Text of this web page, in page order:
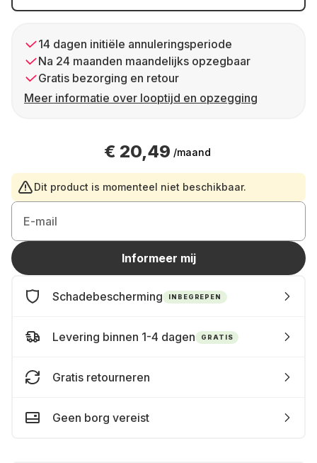
14 dagen initiële annuleringsperiode
Na 24 maanden maandelijks opzegbaar
Gratis bezorging en retour
Meer informatie over looptijd en opzegging
€ 20,49 /maand
Dit product is momenteel niet beschikbaar.
E-mail
Informeer mij
Schadebescherming INBEGREPEN
Levering binnen 1-4 dagen GRATIS
Gratis retourneren
Geen borg vereist